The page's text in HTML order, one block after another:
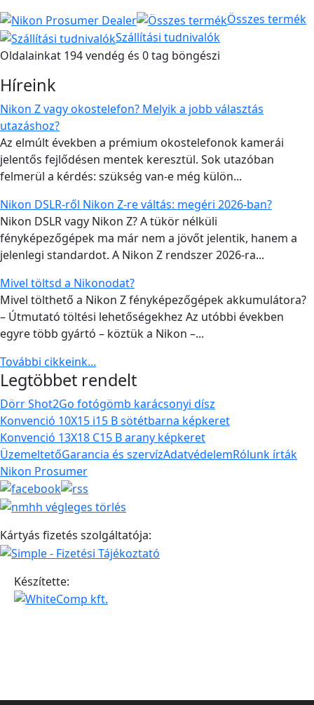
Összes termék
Szállítási tudnivalók
Oldalainkat 194 vendég és 0 tag böngészi
Híreink
Nikon Z vagy okostelefon? Melyik a jobb választás
utazáshoz?
Az elmúlt években a prémium okostelefonok kamerái
jelentős fejlődésen mentek keresztül. Sok utazóban
felmerül a kérdés: szükség van-e még külön...
Nikon DSLR-ről Nikon Z-re váltás: megéri 2026-ban?
Nikon DSLR vagy Nikon Z? A tükör nélküli
fényképezőgépek ma már nem a jövőt jelentik, hanem a
jelenlegi standardot. A Nikon Z rendszer 2026-ra...
Mivel töltsd a Nikonodat?
Mivel tölthető a Nikon Z fényképezőgépek akkumulátora?
– Útmutató töltési lehetőségekhez Az utóbbi években
egyre több gyártó – köztük a Nikon –...
További cikkeink...
Legtöbbet rendelt
Dörr Shot2Go fotógömb karácsonyi dísz
Konvenció 10X15 i15 B sötétbarna képkeret
Konvenció 13X18 C15 B arany képkeret
ÜzemeltetőGarancia és szervízAdatvédelemRólunk írták
Nikon Prosumer
Kártyás fizetés szolgáltatója:
Készítette: